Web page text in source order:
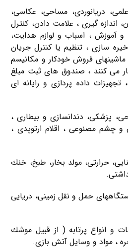
علمی، دریانوردی، مساحی، عكاسی،
اندازه گیری ، علامت دادن، كنترل
آموزش ، اسباب و لوازم هدایت،
سازی ، تنظیم یا كنترل جریان
فروش خودكار و مكانیسم
می كنند ، صندوق های ثبت مبلغ
داده پردازی و رایانه ای
جراحی، پزشكی، دندانسازی و بیطاری ،
و چشم مصنوعی ، اقلام ارتوپدی ،
حرارتی، مولد بخار، طبخ، خنك
، دستگاههای حمل و نقل زمینی، دریایی
مهمات و انواع پرتابه ( از قبیل موشك
، مواد و وسایل آتش بازی.